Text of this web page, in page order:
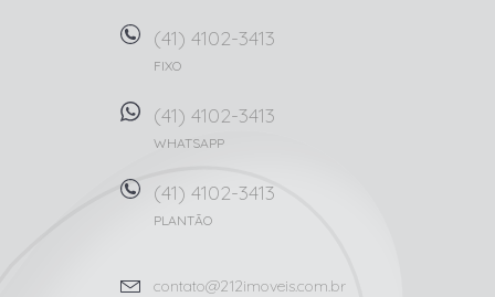
(41) 4102-3413
FIXO
(41) 4102-3413
WHATSAPP
(41) 4102-3413
PLANTÃO
contato@212imoveis.com.br